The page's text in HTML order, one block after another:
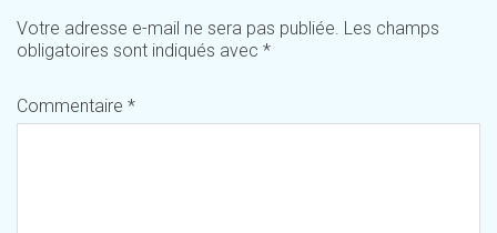
Votre adresse e-mail ne sera pas publiée. Les champs
obligatoires sont indiqués avec *
Commentaire *